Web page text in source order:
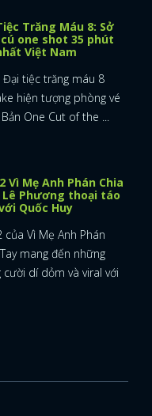
Trăng Máu 8: Sở
one shot 35 phút
Việt Nam
Đại tiệc trăng máu 8
hiện tượng phòng vé
One Cut of the ...
Vì Mẹ Anh Phán Chia
Lê Phương thoại táo
Quốc Huy
của Vì Mẹ Anh Phán
mang đến những
cười dí dỏm và viral với